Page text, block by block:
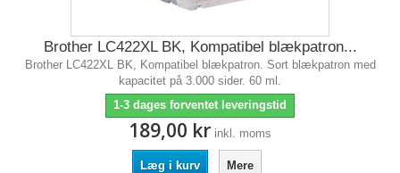
Brother LC422XL BK, Kompatibel blækpatron...
Brother LC422XL BK, Kompatibel blækpatron. Sort blækpatron med
kapacitet på 3.000 sider. 60 ml.
1-3 dages forventet leveringstid
189,00 kr inkl. moms
Læg i kurv Mere